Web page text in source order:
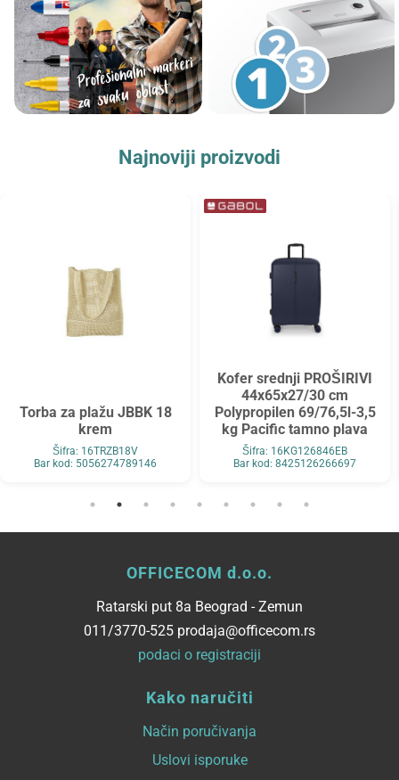
Najnoviji proizvodi
Torba za plažu JBBK 18
krem
Šifra: 16TRZB18V
Bar kod: 5056274789146
Kofer srednji PROŠIRIVI
44x65x27/30 cm
Polypropilen 69/76,5l-3,5
kg Pacific tamno plava
Šifra: 16KG126846EB
Bar kod: 8425126266697
OFFICECOM d.o.o.
Ratarski put 8a Beograd - Zemun
011/3770-525 prodaja@officecom.rs
podaci o registraciji
Kako naručiti
Način poručivanja
Uslovi isporuke